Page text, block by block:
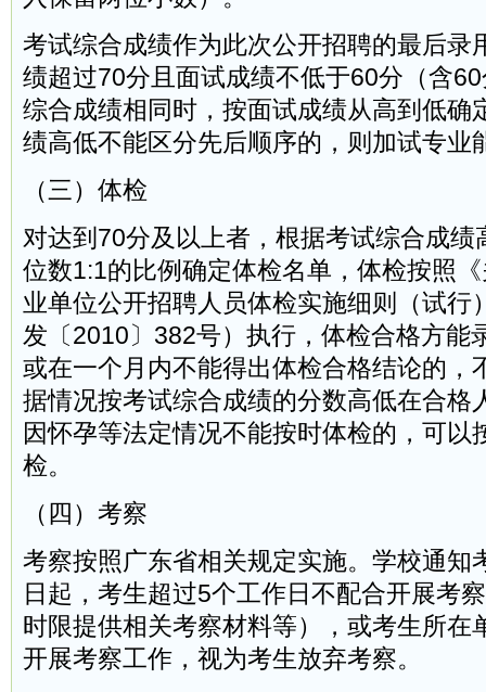
考试综合成绩作为此次公开招聘的最后录
绩超过70分且面试成绩不低于60分（含
综合成绩相同时，按面试成绩从高到低确
绩高低不能区分先后顺序的，则加试专业
（三）体检
对达到70分及以上者，根据考试综合成绩
位数1:1的比例确定体检名单，体检按照
业单位公开招聘人员体检实施细则（试行
发〔2010〕382号）执行，体检合格方能
或在一个月内不能得出体检合格结论的，
据情况按考试综合成绩的分数高低在合格
因怀孕等法定情况不能按时体检的，可以
检。
（四）考察
考察按照广东省相关规定实施。学校通知
日起，考生超过5个工作日不配合开展考
时限提供相关考察材料等），或考生所在
开展考察工作，视为考生放弃考察。